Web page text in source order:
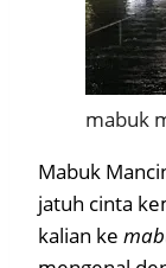
mabuk
Mabuk
jatuh cinta
kalian ke